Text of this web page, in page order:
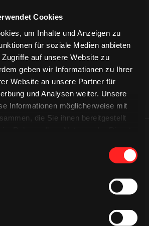
Cookies
um Inhalte und Anzeigen zu
für soziale Medien anbieten
auf unsere Website zu
geben wir Informationen zu Ihrer
Website an unsere Partner für
und Analysen weiter. Unsere
Informationen möglicherweise mit
die Sie ihnen bereitgestellt
& CO
& CO
& CO